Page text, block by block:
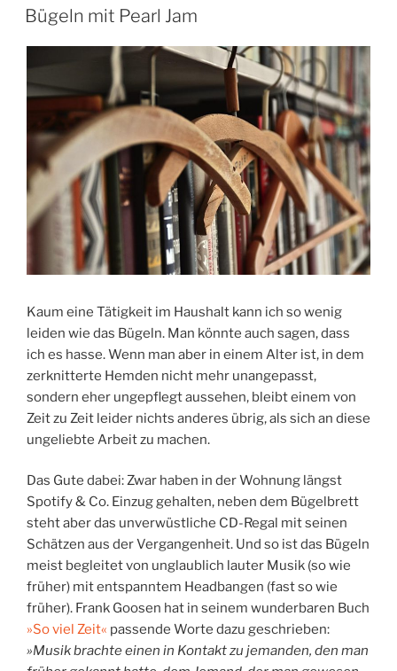
AM
Bügeln mit Pearl Jam
Kaum eine Tätigkeit im Haushalt kann ich so wenig
leiden wie das Bügeln. Man könnte auch sagen, dass
ich es hasse. Wenn man aber in einem Alter ist, in dem
zerknitterte Hemden nicht mehr unangepasst,
sondern eher ungepflegt aussehen, bleibt einem von
Zeit zu Zeit leider nichts anderes übrig, als sich an diese
ungeliebte Arbeit zu machen.
Das Gute dabei: Zwar haben in der Wohnung längst
Spotify & Co. Einzug gehalten, neben dem Bügelbrett
steht aber das unverwüstliche CD-Regal mit seinen
Schätzen aus der Vergangenheit. Und so ist das Bügeln
meist begleitet von unglaublich lauter Musik (so wie
früher) mit entspanntem Headbangen (fast so wie
früher). Frank Goosen hat in seinem wunderbaren Buch
»So viel Zeit« passende Worte dazu geschrieben:
»Musik brachte einen in Kontakt zu jemanden, den man